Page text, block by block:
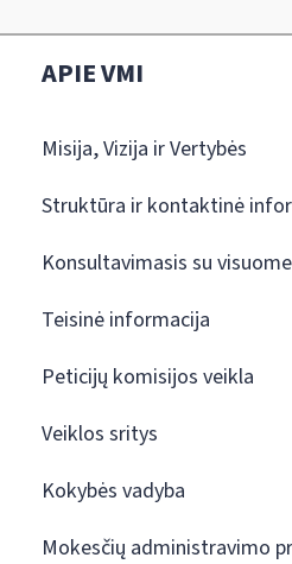
APIE VMI
Misija, Vizija ir Vertybės
Struktūra ir kontaktinė
Konsultavimasis su
Teisinė informacija
Peticijų komisijos veikla
Veiklos sritys
Kokybės vadyba
Mokesčių administravimo